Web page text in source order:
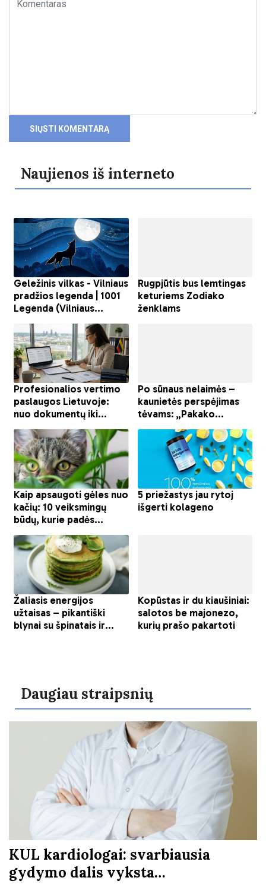
Naujienos iš interneto
Daugiau straipsnių
KUL kardiologai: svarbiausia
gydymo dalis vyksta…